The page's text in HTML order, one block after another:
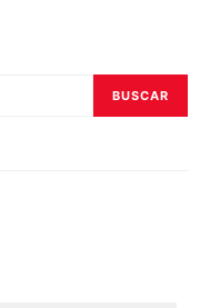
BUSCAR